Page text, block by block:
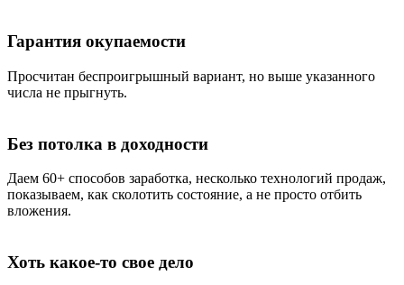
Гарантия окупаемости
Просчитан беспроигрышный вариант, но выше указанного
числа не прыгнуть.
Без потолка в доходности
Даем 60+ способов заработка, несколько технологий продаж,
показываем, как сколотить состояние, а не просто отбить
вложения.
Хоть какое-то свое дело